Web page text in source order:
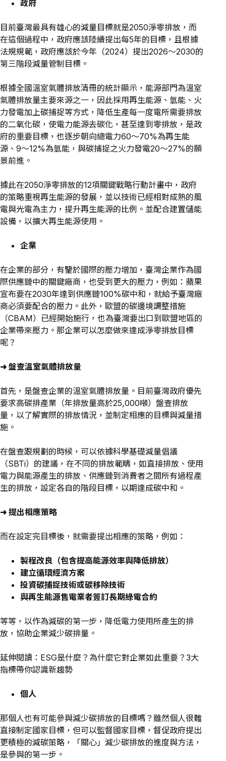
政府
目前臺灣最具有雄心的減量目標就是2050淨零排放，而
在這個過程中，政府應該陸續提出每5年的目標，且根據
法規規範，政府應該於今年（2024）提出2026～2030的
第三階段減量管制目標。
根據全國溫室氣體排放清冊的統計顯示，能源部門為溫室
氣體排放量主要來源之一，因此採用再生能源、氫能、火
力發電加上碳捕捉等方式，降低生產每一度電所需要排放
的二氧化碳，使電力能源去碳化，甚至達到零排放，是政
府的重要目標，也逐步朝向總電力60～70%為再生能
源、9～12%為氫能，與碳捕捉之火力發電20～27%的願
景前進。
據此在2050淨零排放的12項關鍵戰略行動計畫中，政府
的策略重視再生能源的發展，並以技術已經相對成熟的風
電與光電為主力，提升再生能源的比例。並配合建置儲能
設備，以擴大再生能源使用。
企業
在企業的部分，有鑒於國際的壓力增加，臺灣企業作為國
際供應鏈中的關鍵廠商，也受到更大的壓力，例如：蘋果
宣布要在2030年達到供應鏈100%碳中和，就給予臺灣廠
商必須要配合的壓力。此外，歐盟的碳邊境調整措施
（CBAM）已經開始施行，也為臺灣要出口到歐盟地區的
企業帶來壓力。那企業可以怎麼做來達成淨零排放目標
呢？
➜ 盤查溫室氣體排放量
首先，是盤查企業的溫室氣體排放量。目前臺灣政府優先
要求高碳排產業（年排放量高於25,000噸）盤查排放
量，以了解實際的排放情況，並制定相應的目標與減量措
施。
在盤查跟規劃的時候，可以依據科學基礎減量倡議
（SBTi）的建議，在不同的排放範疇，如直接排放、使用
電力與能源產生的排放、供應鏈到消費者之間所有過程產
生的排放，設定各自的階段目標，以期達成碳中和。
➜ 提出相應策略
而在設定完目標後，就需要提出相應的策略，例如：
製程改良（包含提高能源效率與降低排放）
建立循環經濟方案
投資碳捕捉技術或碳移除技術
與再生能源售電業者簽訂長期綠電合約
等等，以作為減碳的第一步，降低電力使用所產生的排
放，協助企業減少碳排量。
延伸閱讀： ESG是什麼？為什麼它對企業如此重要？3大
指標帶你認識新趨勢
個人
那個人也有可能參與減少碳排放的目標嗎？雖然個人很難
直接制定國家目標，但可以監督國家目標，督促政府提出
更積極的減碳策略，「關心」減少碳排放的進度與方法，
是參與的第一步。